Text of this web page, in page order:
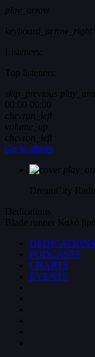
play_arrow
keyboard_arrow_right
Listeners:
Top listeners:
skip_previous
00:00 00:00
chevron_left
volume_up
chevron_left
Go to album
DreamCity
Dedications
Blade runner Καλό
DEDICATIONS
PODCASTS
CHARTS
EVENTS